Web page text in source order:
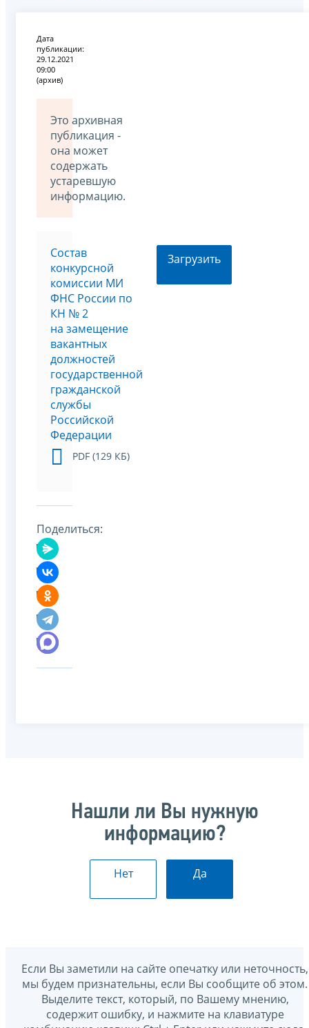
Дата
публикации:
29.12.2021
09:00
(архив)
Это архивная
публикация -
она может
содержать
устаревшую
информацию.
Состав
конкурсной
комиссии МИ
ФНС России по
КН № 2
на замещение
вакантных
должностей
государственной
гражданской
службы
Российской
Федерации
PDF (129 КБ)
Загрузить
Поделиться:
Нашли ли Вы нужную
информацию?
Нет Да
Если Вы заметили на сайте опечатку или неточность,
мы будем признательны, если Вы сообщите об этом.
Выделите текст, который, по Вашему мнению,
содержит ошибку, и нажмите на клавиатуре